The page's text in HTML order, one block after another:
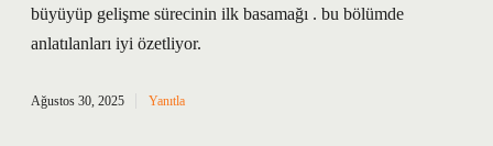
büyüyüp gelişme sürecinin ilk basamağı . bu bölümde
anlatılanları iyi özetliyor.
Ağustos 30, 2025 Yanıtla